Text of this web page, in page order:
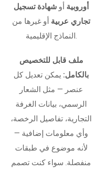
أوروبية أو شهادة تسجيل
تجاري عربية أو غيرها من
النماذج الإقليمية.
ملف قابل للتخصيص
بالكامل: يمكن تعديل كل
عنصر — مثل الشعار
الرسمي، بيانات الغرفة
التجارية، تفاصيل الرخصة،
وأي معلومات إضافية —
لأنه موضوع في طبقات
منفصلة. سواء كنت تصمم